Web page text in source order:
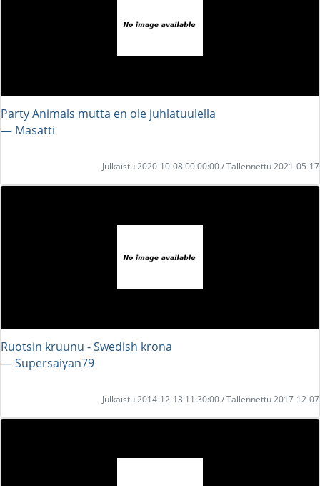
Party Animals mutta en ole juhlatuulella
― Masatti
Julkaistu 2020-10-08 00:00:00 / Tallennettu 2021-05-17
Ruotsin kruunu - Swedish krona
― Supersaiyan79
Julkaistu 2014-12-13 11:30:00 / Tallennettu 2017-12-07